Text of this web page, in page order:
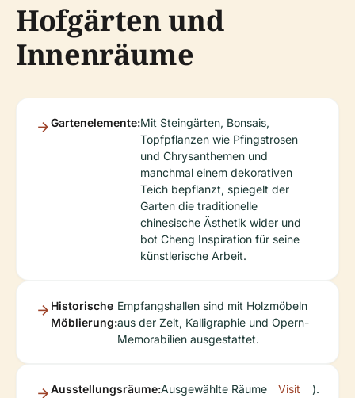
Hofgärten und
Innenräume
Gartenelemente:Mit Steingärten, Bonsais,
Topfpflanzen wie Pfingstrosen
und Chrysanthemen und
manchmal einem dekorativen
Teich bepflanzt, spiegelt der
Garten die traditionelle
chinesische Ästhetik wider und
bot Cheng Inspiration für seine
künstlerische Arbeit.
Historische
Möblierung:
Empfangshallen sind mit Holzmöbeln
aus der Zeit, Kalligraphie und Opern-
Memorabilien ausgestattet.
Ausstellungsräume:Ausgewählte Räume
Visit
).